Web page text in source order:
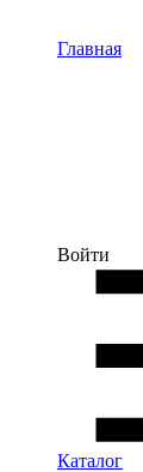
Главная
Войти
Каталог